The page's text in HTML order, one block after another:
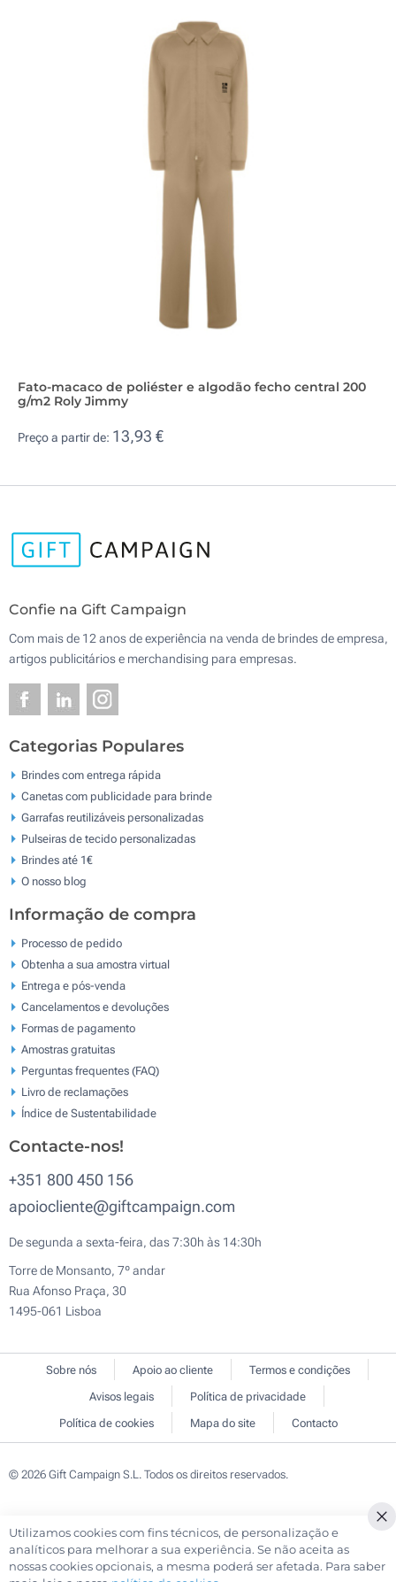
Fato-macaco de poliéster e algodão fecho central 200
g/m2 Roly Jimmy
Preço a partir de: 13,93 €
Confie na Gift Campaign
Com mais de 12 anos de experiência na venda de brindes de empresa,
artigos publicitários e merchandising para empresas.
Categorias Populares
Brindes com entrega rápida
Canetas com publicidade para brinde
Garrafas reutilizáveis personalizadas
Pulseiras de tecido personalizadas
Brindes até 1€
O nosso blog
Informação de compra
Processo de pedido
Obtenha a sua amostra virtual
Entrega e pós-venda
Cancelamentos e devoluções
Formas de pagamento
Amostras gratuitas
Perguntas frequentes (FAQ)
Livro de reclamaçōes
Índice de Sustentabilidade
Contacte-nos!
+351 800 450 156
apoiocliente@giftcampaign.com
De segunda a sexta-feira, das 7:30h às 14:30h
Torre de Monsanto, 7º andar
Rua Afonso Praça, 30
1495-061 Lisboa
Sobre nós Apoio ao cliente
Termos e condições
Avisos legais
Política de privacidade
Política de cookies
Mapa do site Contacto
© 2026 Gift Campaign S.L. Todos os direitos reservados.
Utilizamos cookies com fins técnicos, de personalização e
analíticos para melhorar a sua experiência. Se não aceita as
nossas cookies opcionais, a mesma poderá ser afetada. Para saber